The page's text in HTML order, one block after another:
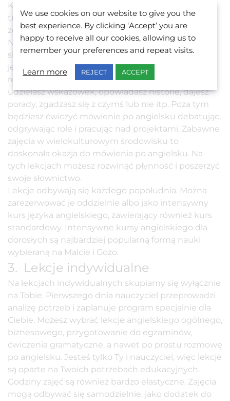
Kursy doskonalące płynność mówienia w BELS
trwają półtorej godziny i skupiają się głównie na
zdolnościach komunikacyjnych.
Na tych lekcjach angielskiego dla dorosłych
skupiamy się na nauce praktycznego języka, który
jest potrzebny w życiu codziennym, na przykład w
restauracji, gdy składasz reklamację, prosisz o radę,
udzielasz wskazówek, opowiadasz historie, dajesz
porady, zgadzasz się z czymś lub nie itp. Poza tym
będziesz ćwiczyć mówienie po angielsku debatując,
odgrywając role i pracując nad projektami. Zabawne
zajęcia w wielokulturowym środowisku to
doskonała okazja do mówienia po angielsku. Na
tych lekcjach możesz rozwinąć płynność i poszerzyć
swoje słownictwo.
Lekcje odbywają się każdego popołudnia. Można
zarezerwować je oddzielnie albo jako intensywny
kurs języka angielskiego, zawierający również kurs
standardowy. Intensywne kursy angielskiego dla
dorosłych są najbardziej popularną formą nauki
wybieraną na Malcie i Gozo.
3. Lekcje indywidualne
Na lekcjach indywidualnych skupiamy się wyłącznie
na Tobie. Pierwszego dnia nauczyciel przeprowadzi
analizę potrzeb i zaplanuje program specjalnie dla
Ciebie. Możesz wybrać lekcje angielskiego ogólnego,
biznesowego, przygotowanie do egzaminów,
ćwiczenia gramatyczne, a nawet po prostu rozmowę
po angielsku. Jesteś tylko Ty i nauczyciel, więc lekcje
są oparte na Twoich potrzebach edukacyjnych.
Godziny zajęć są również bardzo elastyczne. Zajęcia
mogą odbywać się samodzielnie, jako dodatek do
We use cookies on our website to give you the
best experience. By clicking ‘Accept’ you are
happy to receive all our cookies, allowing us to
remember your preferences and repeat visits.
Learn more REJECT ACCEPT